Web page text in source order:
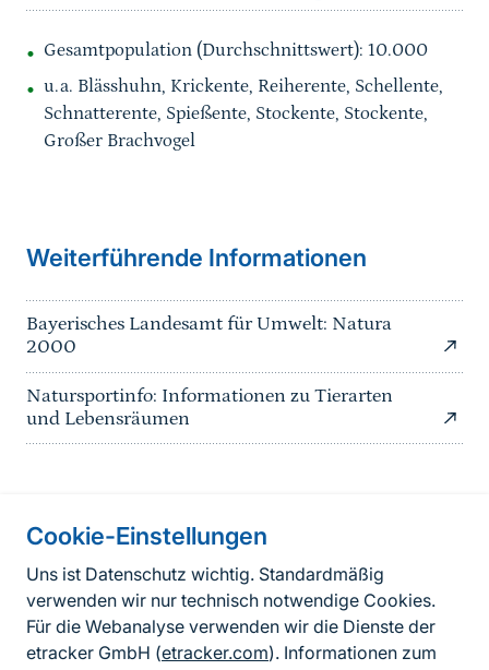
Cookie-Einstellungen
Uns ist Datenschutz wichtig. Standardmäßig
verwenden wir nur technisch notwendige Cookies.
Für die Webanalyse verwenden wir die Dienste der
etracker GmbH (etracker.com). Informationen zum
Gesamtpopulation (Durchschnittswert): 10.000
u.a. Blässhuhn, Krickente, Reiherente, Schellente,
Schnatterente, Spießente, Stockente, Stockente,
Großer Brachvogel
Weiterführende Informationen
Bayerisches Landesamt für Umwelt: Natura
2000
Natursportinfo: Informationen zu Tierarten
und Lebensräumen
Informationen zur Seite
FußzeileKontakt zum BfN
Kontaktformular